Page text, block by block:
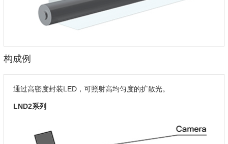
构成例
通过高密度封装LED，可照射高均匀度的扩散光。
LND2系列